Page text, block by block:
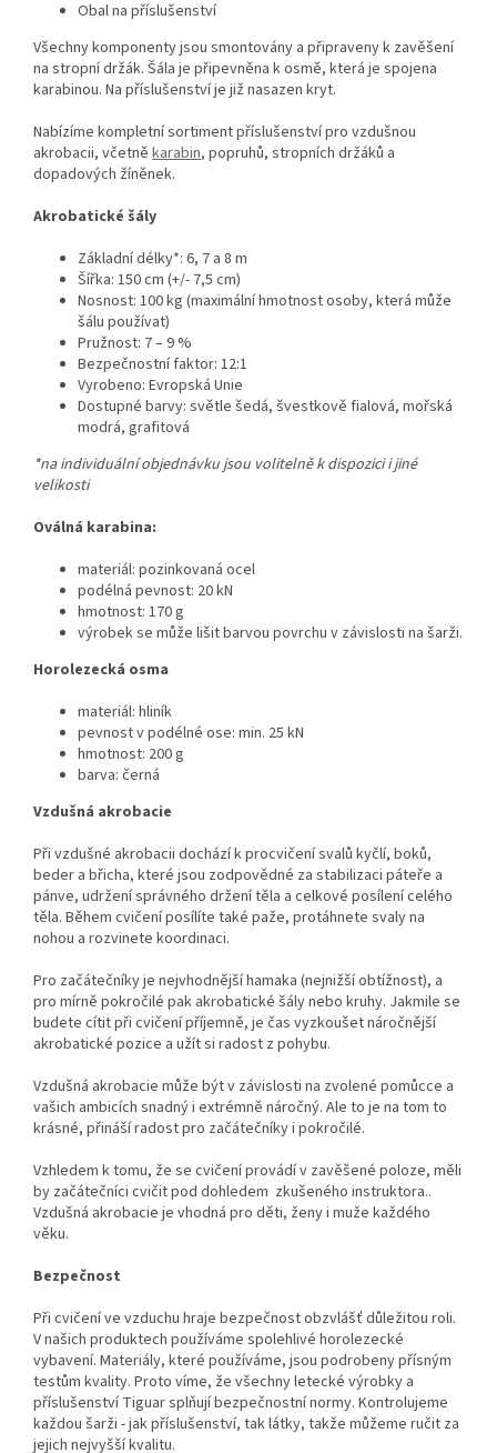
Obal na příslušenství
Všechny komponenty jsou smontovány a připraveny k zavěšení
na stropní držák. Šála je připevněna k osmě, která je spojena
karabinou. Na příslušenství je již nasazen kryt.
Nabízíme kompletní sortiment příslušenství pro vzdušnou
akrobacii, včetně karabin, popruhů, stropních držáků a
dopadových žíněnek.
Akrobatické šály
Základní délky*: 6, 7 a 8 m
Šířka: 150 cm (+/- 7,5 cm)
Nosnost: 100 kg (maximální hmotnost osoby, která může
šálu používat)
Pružnost: 7 – 9 %
Bezpečnostní faktor: 12:1
Vyrobeno: Evropská Unie
Dostupné barvy: světle šedá, švestkově fialová, mořská
modrá, grafitová
*na individuální objednávku jsou volitelně k dispozici i jiné
velikosti
Oválná karabina:
materiál: pozinkovaná ocel
podélná pevnost: 20 kN
hmotnost: 170 g
výrobek se může lišit barvou povrchu v závislosti na šarži.
Horolezecká osma
materiál: hliník
pevnost v podélné ose: min. 25 kN
hmotnost: 200 g
barva: černá
Vzdušná akrobacie
Při vzdušné akrobacii dochází k procvičení svalů kyčlí, boků,
beder a břicha, které jsou zodpovědné za stabilizaci páteře a
pánve, udržení správného držení těla a celkové posílení celého
těla. Během cvičení posílíte také paže, protáhnete svaly na
nohou a rozvinete koordinaci.
Pro začátečníky je nejvhodnější hamaka (nejnižší obtížnost), a
pro mírně pokročilé pak akrobatické šály nebo kruhy. Jakmile se
budete cítit při cvičení příjemně, je čas vyzkoušet náročnější
akrobatické pozice a užít si radost z pohybu.
Vzdušná akrobacie může být v závislosti na zvolené pomůcce a
vašich ambicích snadný i extrémně náročný. Ale to je na tom to
krásné, přináší radost pro začátečníky i pokročilé.
Vzhledem k tomu, že se cvičení provádí v zavěšené poloze, měli
by začátečníci cvičit pod dohledem zkušeného instruktora..
Vzdušná akrobacie je vhodná pro děti, ženy i muže každého
věku.
Bezpečnost
Při cvičení ve vzduchu hraje bezpečnost obzvlášť důležitou roli.
V našich produktech používáme spolehlivé horolezecké
vybavení. Materiály, které používáme, jsou podrobeny přísným
testům kvality. Proto víme, že všechny letecké výrobky a
příslušenství Tiguar splňují bezpečnostní normy. Kontrolujeme
každou šarži - jak příslušenství, tak látky, takže můžeme ručit za
jejich nejvyšší kvalitu.